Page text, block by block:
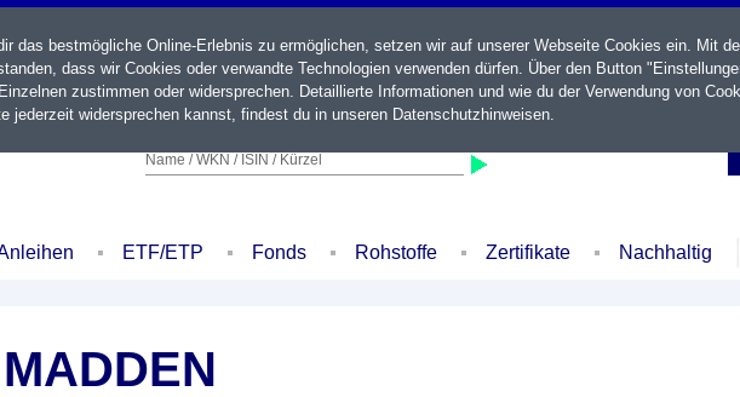
Name / WKN / ISIN / Kürzel
ETF/ETP Fonds Rohstoffe Zertifikate Nachhaltig
das bestmögliche Online-Erlebnis zu ermöglichen, setzen wir auf unserer Webseite Cookies ein. Mit
dass wir Cookies oder verwandte Technologien verwenden dürfen. Über den Button
zustimmen oder widersprechen. Detaillierte Informationen und wie du der Verwendung von
jederzeit widersprechen kannst, findest du in unseren Datenschutzhinweisen.